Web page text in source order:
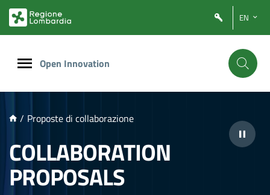
PRINCIPALE
EN
Open Innovation
/ Proposte di collaborazione
COLLABORATION
PROPOSALS